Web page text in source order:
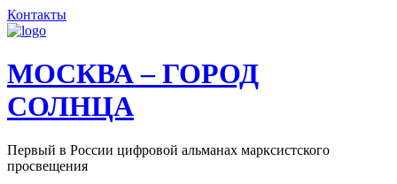
Контакты
МОСКВА – ГОРОД
СОЛНЦА
Первый в России цифровой альманах марксистского
просвещения